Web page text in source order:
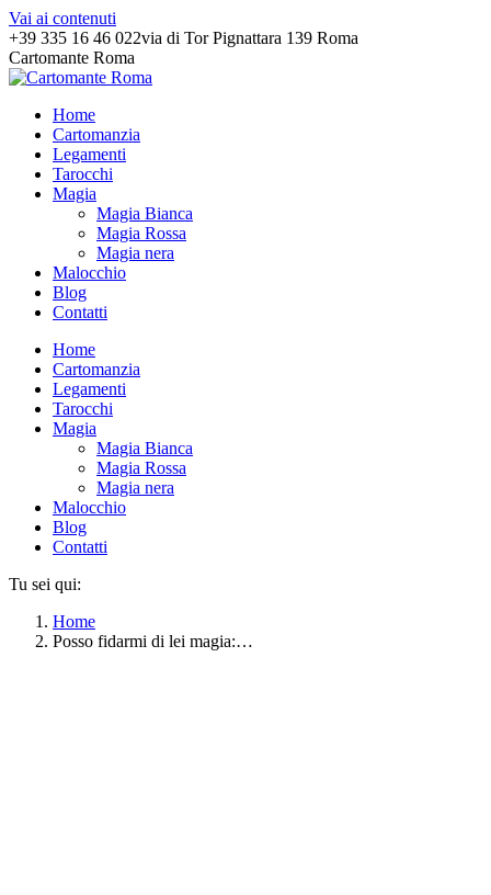
Vai ai contenuti
+39 335 16 46 022via di Tor Pignattara 139 Roma
Cartomante Roma
Home
Cartomanzia
Legamenti
Tarocchi
Magia
Magia Bianca
Magia Rossa
Magia nera
Malocchio
Blog
Contatti
Home
Cartomanzia
Legamenti
Tarocchi
Magia
Magia Bianca
Magia Rossa
Magia nera
Malocchio
Blog
Contatti
Tu sei qui:
Home
Posso fidarmi di lei magia:…